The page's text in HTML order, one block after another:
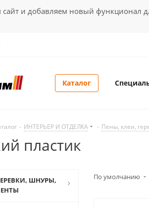
и добавляем новый функционал
Каталог
- ИНТЕРЬЕР И ОТДЕЛКА - Пены, клеи,
пластик
По умолчанию
ШНУРЫ,